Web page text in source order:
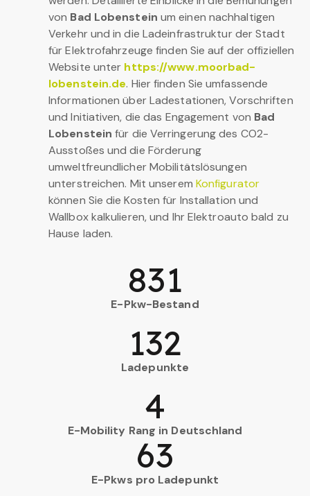
von Bad Lobenstein um einen nachhaltigen
Verkehr und in die Ladeinfrastruktur der Stadt
für Elektrofahrzeuge finden Sie auf der offiziellen
Website unter https://www.moorbad-
lobenstein.de. Hier finden Sie umfassende
Informationen über Ladestationen, Vorschriften
und Initiativen, die das Engagement von Bad
Lobenstein für die Verringerung des CO2-
Ausstoßes und die Förderung
umweltfreundlicher Mobilitätslösungen
unterstreichen. Mit unserem Konfigurator
können Sie die Kosten für Installation und
Wallbox kalkulieren, und Ihr Elektroauto bald zu
Hause laden.
E-Pkw-Bestand
831
Ladepunkte
132
E-Mobility Rang in Deutschland
4
E-Pkws pro Ladepunkt
63